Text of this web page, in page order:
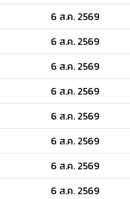
6 ส.ค. 2569
6 ส.ค. 2569
6 ส.ค. 2569
6 ส.ค. 2569
6 ส.ค. 2569
6 ส.ค. 2569
6 ส.ค. 2569
6 ส.ค. 2569